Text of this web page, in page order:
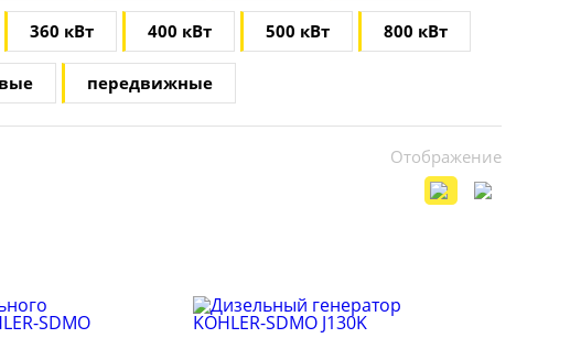
360 кВт 400 кВт 500 кВт 800 кВт
передвижные
Отображение